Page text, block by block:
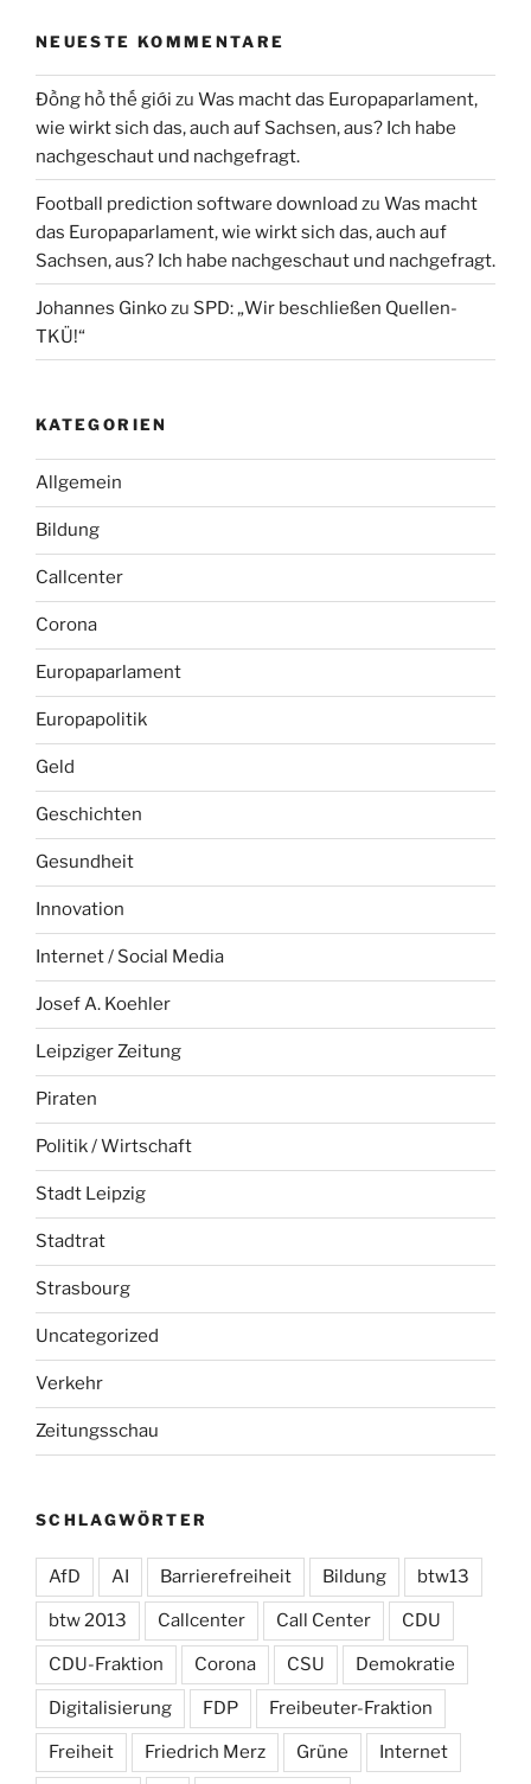
NEUESTE KOMMENTARE
Đồng hồ thế giới zu Was macht das Europaparlament,
wie wirkt sich das, auch auf Sachsen, aus? Ich habe
nachgeschaut und nachgefragt.
Football prediction software download zu Was macht
das Europaparlament, wie wirkt sich das, auch auf
Sachsen, aus? Ich habe nachgeschaut und nachgefragt.
Johannes Ginkozu SPD: „Wir beschließen Quellen-
TKÜ!“
KATEGORIEN
Allgemein
Bildung
Callcenter
Corona
Europaparlament
Europapolitik
Geld
Geschichten
Gesundheit
Innovation
Internet / Social Media
Josef A. Koehler
Leipziger Zeitung
Piraten
Politik / Wirtschaft
Stadt Leipzig
Stadtrat
Strasbourg
Uncategorized
Verkehr
Zeitungsschau
SCHLAGWÖRTER
AfD AI Barrierefreiheit Bildung btw13
btw 2013 Callcenter Call Center CDU
CDU-Fraktion Corona CSU Demokratie
Digitalisierung FDP Freibeuter-Fraktion
Freiheit Friedrich Merz Grüne Internet